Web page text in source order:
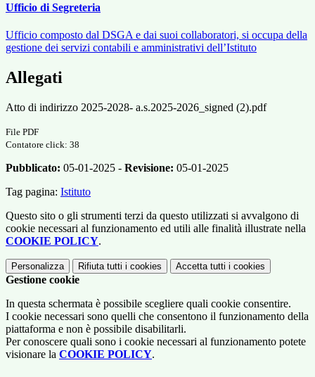
Ufficio di Segreteria
Ufficio composto dal DSGA e dai suoi collaboratori, si occupa della
gestione dei servizi contabili e amministrativi dell’Istituto
Allegati
Atto di indirizzo 2025-2028- a.s.2025-2026_signed (2).pdf
File PDF
Contatore click: 38
Pubblicato: 05-01-2025 - Revisione: 05-01-2025
Tag pagina: Istituto
Questo sito o gli strumenti terzi da questo utilizzati si avvalgono di
cookie necessari al funzionamento ed utili alle finalità illustrate nella
COOKIE POLICY.
Personalizza Rifiuta tutti i cookies Accetta tutti i cookies
Gestione cookie
In questa schermata è possibile scegliere quali cookie consentire.
I cookie necessari sono quelli che consentono il funzionamento della
piattaforma e non è possibile disabilitarli.
Per conoscere quali sono i cookie necessari al funzionamento potete
visionare la COOKIE POLICY.